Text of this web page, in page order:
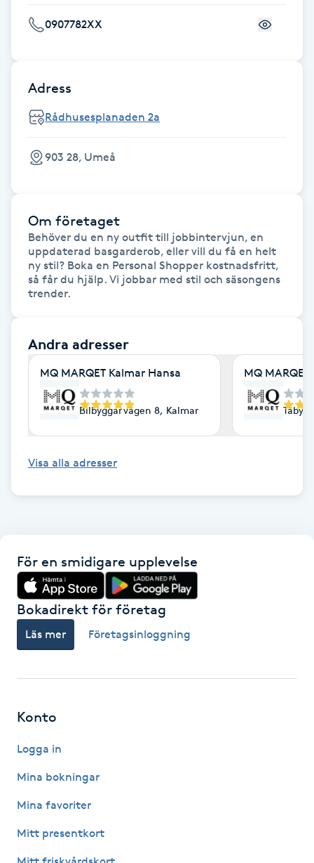
Face framing
Faceliftmassage
Fillers
Fotmassage
Fotvård
Fransar
Fransförlängning Megavolym
Fransförlängning Volym
Fransrengöring
Frekvensterapi
Friskvårdsmassage
Frisör
0907782XX
Adress
Rådhusesplanaden 2a
903 28, Umeå
Om företaget
Behöver du en ny outfit till jobbintervjun, en
uppdaterad basgarderob, eller vill du få en helt
ny stil? Boka en Personal Shopper kostnadsfritt,
så får du hjälp. Vi jobbar med stil och säsongens
Andra adresser
MQ MARQET Kalmar Hansa
Bilbyggarvägen 8, Kalmar
MQ
Täby
Visa alla adresser
För en smidigare upplevelse
Bokadirekt för företag
Läs mer Företagsinloggning
Konto
Logga in
Mina bokningar
Mina favoriter
Mitt presentkort